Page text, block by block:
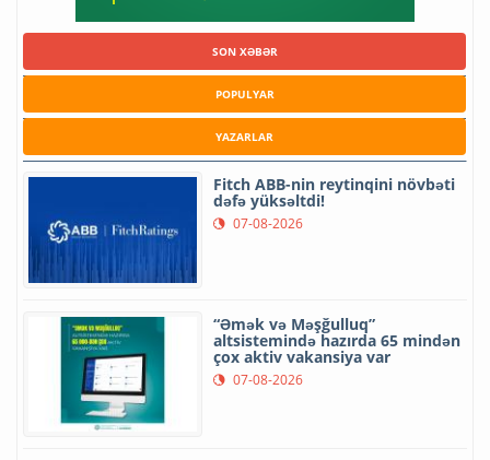
SON XƏBƏR
POPULYAR
YAZARLAR
Fitch ABB-nin reytinqini növbəti
dəfə yüksəltdi!
07-08-2026
“Əmək və Məşğulluq”
altsistemində hazırda 65 mindən
çox aktiv vakansiya var
07-08-2026